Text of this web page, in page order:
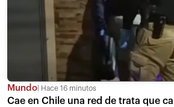
Mundo Hace 16 minutos
Cae en Chile una red de trata que